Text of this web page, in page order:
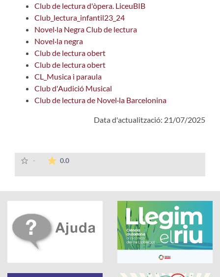
Club de lectura d'òpera. LiceuBIB
Club_lectura_infantil23_24
Novel·la Negra Club de lectura
Novel·la negra
Club de lectura obert
Club de lectura obert
CL_Musica i paraula
Club d'Audició Musical
Club de lectura de Novel·la Barcelonina
Data d'actualització: 21/07/2025
- 0.0La mitjana de les valoracions és de 0 estrelles